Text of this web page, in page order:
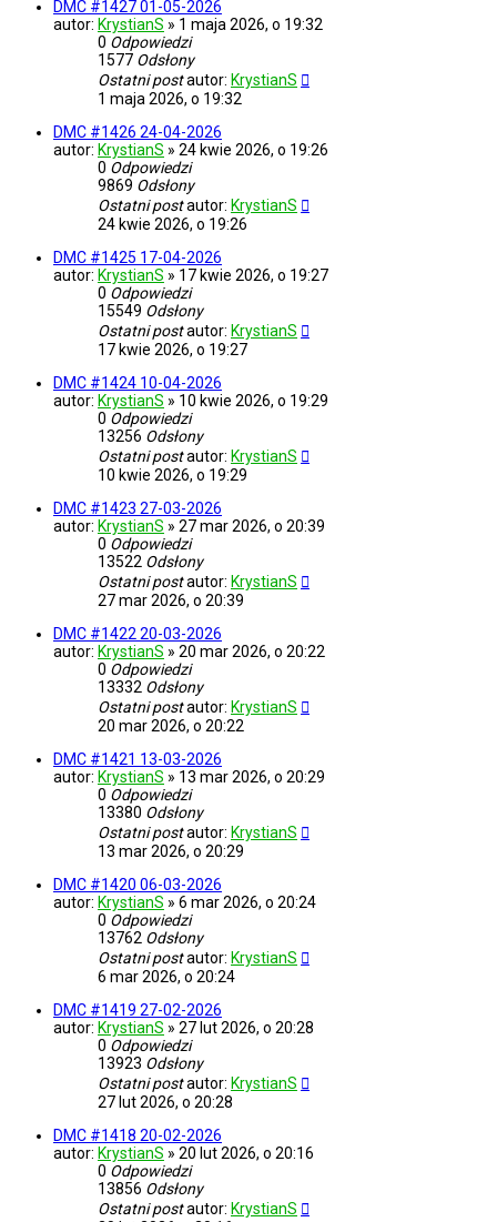
DMC #1427 01-05-2026
autor: KrystianS » 1 maja 2026, o 19:32
0 Odpowiedzi
1577 Odsłony
Ostatni postautor: KrystianS
1 maja 2026, o 19:32
DMC #1426 24-04-2026
autor: KrystianS » 24 kwie 2026, o 19:26
0 Odpowiedzi
9869 Odsłony
Ostatni postautor: KrystianS
24 kwie 2026, o 19:26
DMC #1425 17-04-2026
autor: KrystianS » 17 kwie 2026, o 19:27
0 Odpowiedzi
15549 Odsłony
Ostatni postautor: KrystianS
17 kwie 2026, o 19:27
DMC #1424 10-04-2026
autor: KrystianS » 10 kwie 2026, o 19:29
0 Odpowiedzi
13256 Odsłony
Ostatni postautor: KrystianS
10 kwie 2026, o 19:29
DMC #1423 27-03-2026
autor: KrystianS » 27 mar 2026, o 20:39
0 Odpowiedzi
13522 Odsłony
Ostatni postautor: KrystianS
27 mar 2026, o 20:39
DMC #1422 20-03-2026
autor: KrystianS » 20 mar 2026, o 20:22
0 Odpowiedzi
13332 Odsłony
Ostatni postautor: KrystianS
20 mar 2026, o 20:22
DMC #1421 13-03-2026
autor: KrystianS » 13 mar 2026, o 20:29
0 Odpowiedzi
13380 Odsłony
Ostatni postautor: KrystianS
13 mar 2026, o 20:29
DMC #1420 06-03-2026
autor: KrystianS » 6 mar 2026, o 20:24
0 Odpowiedzi
13762 Odsłony
Ostatni postautor: KrystianS
6 mar 2026, o 20:24
DMC #1419 27-02-2026
autor: KrystianS » 27 lut 2026, o 20:28
0 Odpowiedzi
13923 Odsłony
Ostatni postautor: KrystianS
27 lut 2026, o 20:28
DMC #1418 20-02-2026
autor: KrystianS » 20 lut 2026, o 20:16
0 Odpowiedzi
13856 Odsłony
Ostatni postautor: KrystianS